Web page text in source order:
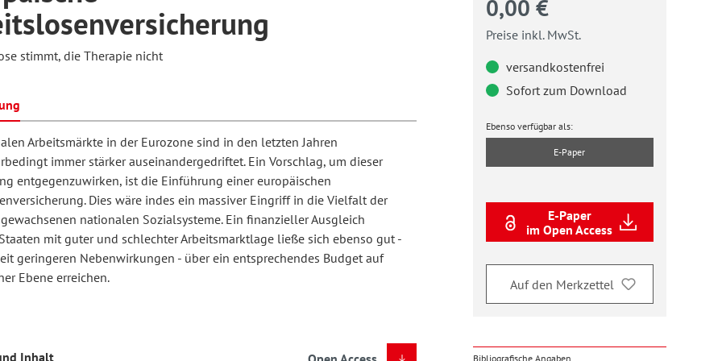
Schule und Unterricht
Arbeit
und
Erwachsenenbildung
für
stimmt, die Therapie nicht
Arbeitsmärkte in der Eurozone sind in den letzten Jahren
immer stärker auseinandergedriftet. Ein Vorschlag, um dieser
entgegenzuwirken, ist die Einführung einer europäischen
Dies wäre indes ein massiver Eingriff in die Vielfalt der
nationalen Sozialsysteme. Ein finanzieller Ausgleich
mit guter und schlechter Arbeitsmarktlage ließe sich ebenso gut -
geringeren Nebenwirkungen - über ein entsprechendes Budget auf
Ebene erreichen.
Inhalt
0,00 €
Preise inkl. MwSt.
versandkostenfrei
Sofort zum Download
Ebenso verfügbar als:
E-Paper
E-Paper
im Open Access
Auf den Merkzettel
Bibliografische Angaben